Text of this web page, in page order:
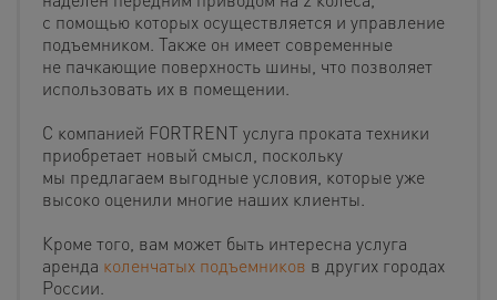
с помощью которых осуществляется и управление
подъемником. Также он имеет современные
не пачкающие поверхность шины, что позволяет
использовать их в помещении.
С компанией FORTRENT услуга проката техники
приобретает новый смысл, поскольку
мы предлагаем выгодные условия, которые уже
высоко оценили многие наших клиенты.
Кроме того, вам может быть интересна услуга
аренда коленчатых подъемников в других городах
России.